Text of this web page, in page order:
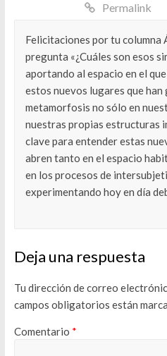
Permalink
Felicitaciones por tu columna
pregunta «¿Cuáles son esos
aportando al espacio en el
estos nuevos lugares que han
metamorfosis no sólo en
nuestras propias estructuras
clave para entender estas
abren tanto en el espacio
en los procesos de
experimentando hoy en día
Deja una respuesta
Tu dirección de correo
campos obligatorios están
Comentario *